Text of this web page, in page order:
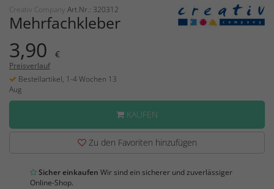
Creativ Company Art.Nr.: 320312
Mehrfachkleber
3,90 €
Preisverlauf
Bestellartikel, 1-4 Wochen 13
Aug
KAUFEN
Zu den Favoriten hinzufügen
Sicher einkaufen Wir sind ein sicherer und zuverlässiger
Online-Shop.